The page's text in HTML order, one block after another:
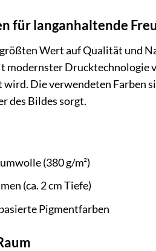
für langanhaltende
Wert auf Qualität und
Drucktechnologie
Die verwendeten Farben
des Bildes sorgt.
(380 g/m²)
(ca. 2 cm Tiefe)
Pigmentfarben